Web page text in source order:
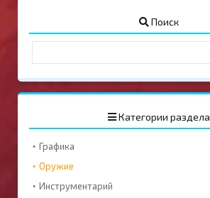
Поиск
Категории раздела
Графика
Оружие
Инструментарий